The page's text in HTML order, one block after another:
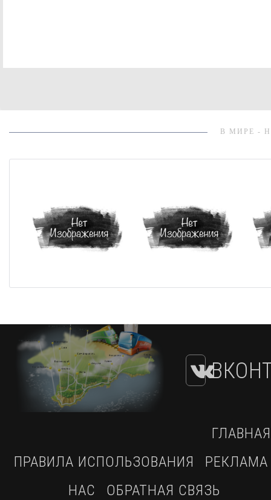
В МИРЕ -
ГЛАВНАЯ
ПРАВИЛА ИСПОЛЬЗОВАНИЯ
РЕКЛАМА
НАС
ОБРАТНАЯ СВЯЗЬ